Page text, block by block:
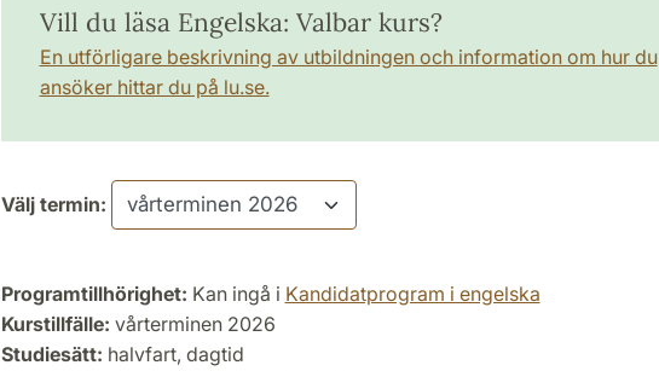
Vill du läsa Engelska: Valbar kurs?
En utförligare beskrivning av utbildningen och information om hur du
ansöker hittar du på lu.se.
Välj termin:
Programtillhörighet: Kan ingå i Kandidatprogram i engelska
Kurstillfälle: vårterminen 2026
Studiesätt: halvfart, dagtid